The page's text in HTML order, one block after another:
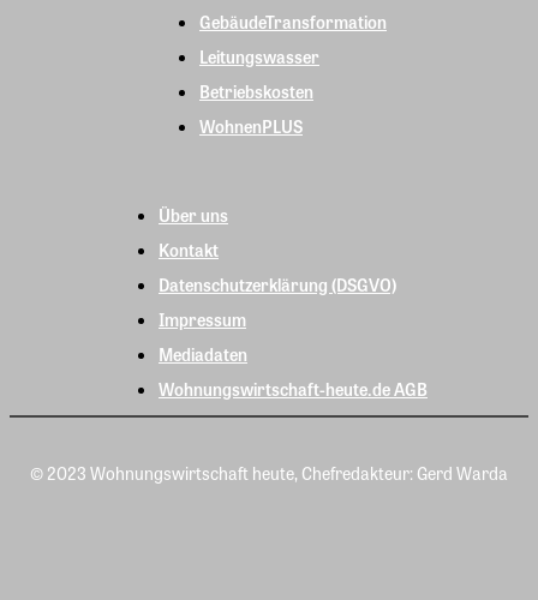
GebäudeTransformation
Leitungswasser
Betriebskosten
WohnenPLUS
Über uns
Kontakt
Datenschutzerklärung (DSGVO)
Impressum
Mediadaten
Wohnungswirtschaft-heute.de AGB
© 2023 Wohnungswirtschaft heute, Chefredakteur: Gerd Warda